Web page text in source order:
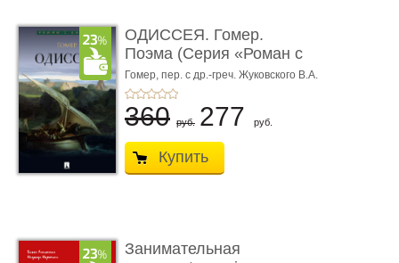
ОДИССЕЯ. Гомер.
Поэма (Серия «Роман с
книгой»)
Гомер, пер. с др.-греч. Жуковского В.А.
360 руб. 277 руб.
Купить
Занимательная